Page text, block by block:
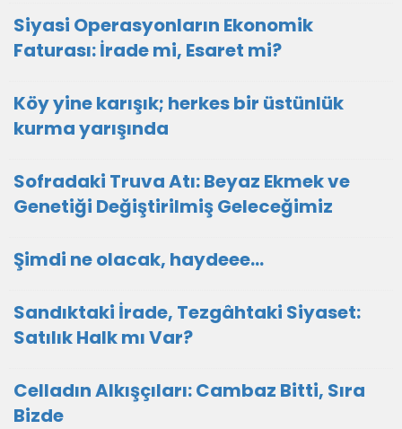
Siyasi Operasyonların Ekonomik
Faturası: İrade mi, Esaret mi?
Köy yine karışık; herkes bir üstünlük
kurma yarışında
Sofradaki Truva Atı: Beyaz Ekmek ve
Genetiği Değiştirilmiş Geleceğimiz
Şimdi ne olacak, haydeee…
Sandıktaki İrade, Tezgâhtaki Siyaset:
Satılık Halk mı Var?
Celladın Alkışçıları: Cambaz Bitti, Sıra
Bizde